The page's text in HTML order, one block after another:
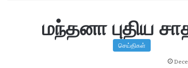
மந்தனா புதிய
செய்திகள்